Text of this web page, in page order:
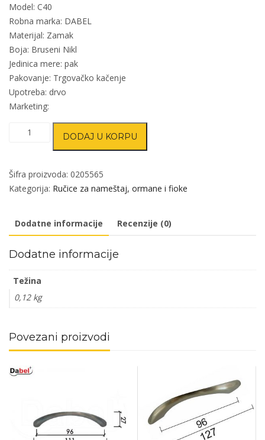
Model: C40
Robna marka: DABEL
Materijal: Zamak
Boja: Bruseni Nikl
Jedinica mere: pak
Pakovanje: Trgovačko kačenje
Upotreba: drvo
Marketing:
Ručica
C40
B-
(2kom)
DBP2
količina
DODAJ U KORPU
Šifra proizvoda: 0205565
Kategorija: Ručice za nameštaj, ormane i fioke
Dodatne informacije Recenzije (0)
Dodatne informacije
Težina
0,12 kg
Povezani proizvodi